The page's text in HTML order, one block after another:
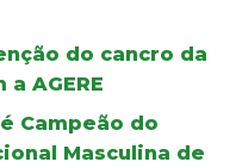
do cancro da
AGERE
Campeão do
Masculina de